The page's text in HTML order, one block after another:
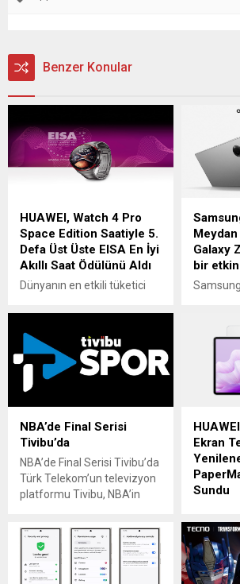
Benzer Konular
HUAWEI, Watch 4 Pro
Space Edition Saatiyle 5.
Defa Üst Üste EISA En İyi
Akıllı Saat Ödülünü Aldı
Dünyanın en etkili tüketici
kurumlarından biri olan
European Imaging and
Sound Association (EISA),
geçtiğimiz günlerde 2024-
2025 Ödülleri için
kazananlarını açıkladı.
HUAWEI WATCH 4 Pro
Space Edition bir kez daha
öne çıktı ve EISA 2024-
2025 En İyi Akıllı Saat
Ödülü’nü kazandı. Ayrıca bu
Meydan
Galaxy
bir
ve
Galaxy
Galaxy Z
alan
varan ek
İkili Süper
Cihazının...
NBA’de Final Serisi
Tivibu’da
NBA’de Final Serisi Tivibu’da
Türk Telekom’un televizyon
platformu Tivibu, NBA’in
izleyicilere sunmaya devam
ediyor. Doğu Konferansı
lideri Boston Celtics ile Batı
Konferansı’nın sürpriz ekibi
Ekran
Sundu